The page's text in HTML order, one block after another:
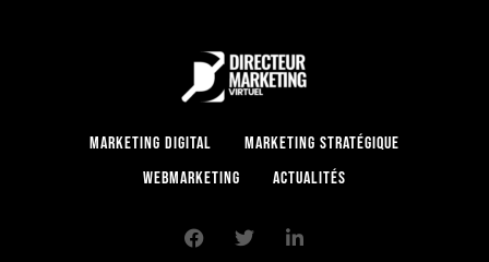
Marketing digital
Marketing stratégique
Webmarketing
Actualités